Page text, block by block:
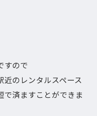
すので
近のレンタルスペース
で済ますことができま